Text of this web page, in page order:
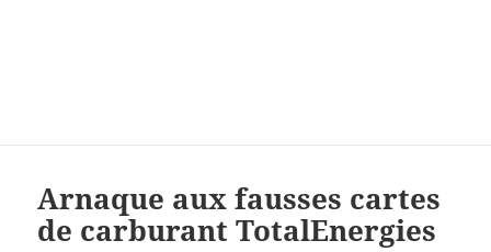
Arnaque aux fausses cartes
de carburant TotalEnergies